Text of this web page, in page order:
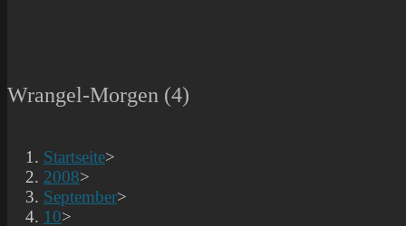
Wrangel-Morgen (4)
Startseite>
2008>
September>
10>